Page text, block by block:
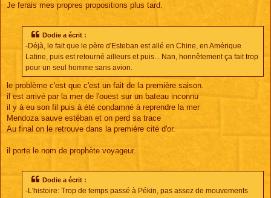
Je ferais mes propres propositions plus tard.
Dodie a écrit :
-Déjà, le fait que le père d'Esteban est allé en Chine, en Amérique
Latine, puis est retourné ailleurs et puis... Nan, honnêtement ça fait trop
pour un seul homme sans avion.
le problème c'est que c'est un fait de la première saison.
il est arrivé par la mer de l'ouest sur un bateau inconnu
il y à eu son fil puis à été condamné à reprendre la mer
Mendoza sauve estéban et on perd sa trace
Au final on le retrouve dans la première cité d'or.
il porte le nom de prophète voyageur.
Dodie a écrit :
-L'histoire: Trop de temps passé à Pékin, pas assez de mouvements